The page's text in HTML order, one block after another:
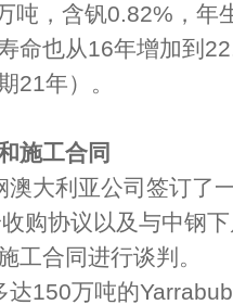
吨，含钒0.82%，年
命也从16年增加到
21年）。
施工合同
大利亚公司签订了
购协议以及与中钢
工合同进行谈判。
达150万吨的